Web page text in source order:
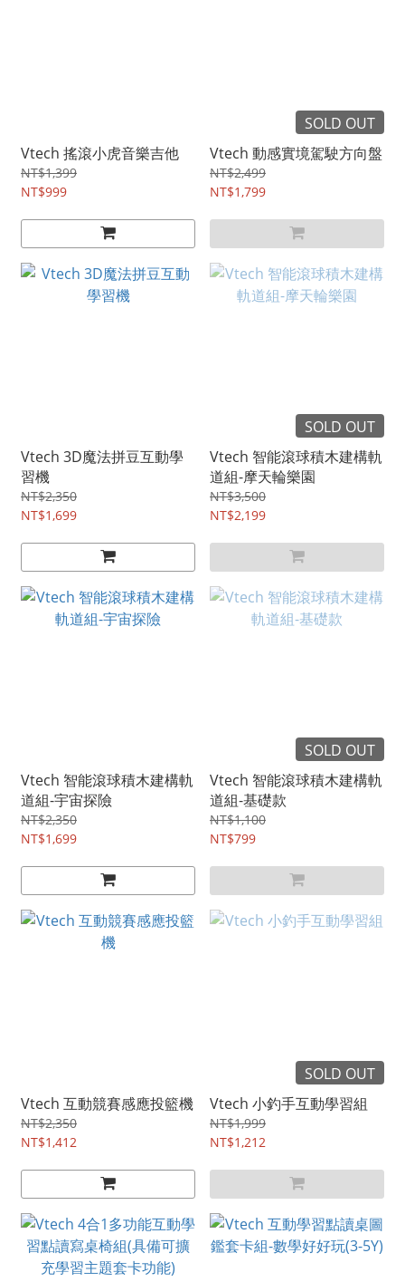
Vtech 搖滾小虎音樂吉他
NT$1,399
NT$999
SOLD OUT
Vtech 動感實境駕駛方向盤
NT$2,499
NT$1,799
Vtech 3D魔法拼豆互動學
習機
NT$2,350
NT$1,699
SOLD OUT
Vtech 智能滾球積木建構軌
道組-摩天輪樂園
NT$3,500
NT$2,199
Vtech 智能滾球積木建構軌
道組-宇宙探險
NT$2,350
NT$1,699
SOLD OUT
Vtech 智能滾球積木建構軌
道組-基礎款
NT$1,100
NT$799
Vtech 互動競賽感應投籃機
NT$2,350
NT$1,412
SOLD OUT
Vtech 小釣手互動學習組
NT$1,999
NT$1,212